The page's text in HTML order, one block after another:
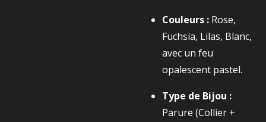
Couleurs : Rose,
Fuchsia, Lilas, Blanc,
avec un feu
opalescent pastel.
Type de Bijou :
Parure (Collier +